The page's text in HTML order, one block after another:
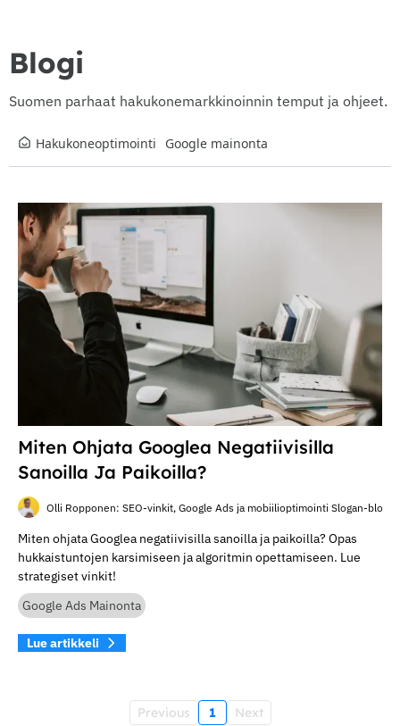
Blogi
Suomen parhaat hakukonemarkkinoinnin temput ja ohjeet.
Hakukoneoptimointi Google mainonta
Miten Ohjata Googlea Negatiivisilla
Sanoilla Ja Paikoilla?
Olli Ropponen: SEO-vinkit, Google Ads ja mobiilioptimointi Slogan-
Miten ohjata Googlea negatiivisilla sanoilla ja paikoilla? Opas
hukkaistuntojen karsimiseen ja algoritmin opettamiseen. Lue
strategiset vinkit!
Google Ads Mainonta
Lue artikkeli
Previous 1 Next